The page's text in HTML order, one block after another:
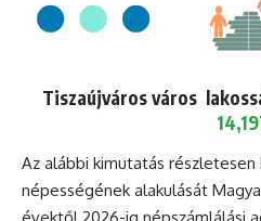
Tiszaújváros város
Az alábbi kimutatás
népességének alakulását